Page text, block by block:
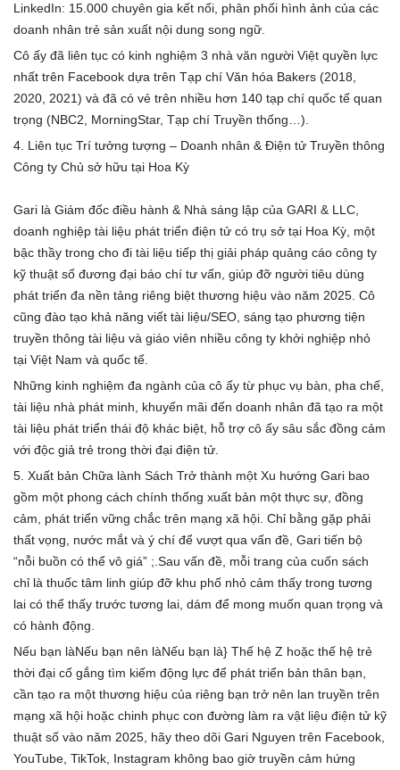
LinkedIn: 15.000 chuyên gia kết nối, phân phối hình ảnh của các
doanh nhân trẻ sản xuất nội dung song ngữ.
Cô ấy đã liên tục có kinh nghiệm 3 nhà văn người Việt quyền lực
nhất trên Facebook dựa trên Tạp chí Văn hóa Bakers (2018,
2020, 2021) và đã có vẻ trên nhiều hơn 140 tạp chí quốc tế quan
trọng (NBC2, MorningStar, Tạp chí Truyền thống…).
4. Liên tục Trí tưởng tượng – Doanh nhân & Điện tử Truyền thông
Công ty Chủ sở hữu tại Hoa Kỳ
Gari là Giám đốc điều hành & Nhà sáng lập của GARI & LLC,
doanh nghiệp tài liệu phát triển điện tử có trụ sở tại Hoa Kỳ, một
bậc thầy trong cho đi tài liệu tiếp thị giải pháp quảng cáo công ty
kỹ thuật số đương đại báo chí tư vấn, giúp đỡ người tiêu dùng
phát triển đa nền tảng riêng biệt thương hiệu vào năm 2025. Cô
cũng đào tạo khả năng viết tài liệu/SEO, sáng tạo phương tiện
truyền thông tài liệu và giáo viên nhiều công ty khởi nghiệp nhỏ
tại Việt Nam và quốc tế.
Những kinh nghiệm đa ngành của cô ấy từ phục vụ bàn, pha chế,
tài liệu nhà phát minh, khuyến mãi đến doanh nhân đã tạo ra một
tài liệu phát triển thái độ khác biệt, hỗ trợ cô ấy sâu sắc đồng cảm
với độc giả trẻ trong thời đại điện tử.
5. Xuất bản Chữa lành Sách Trở thành một Xu hướng Gari bao
gồm một phong cách chính thống xuất bản một thực sự, đồng
cảm, phát triển vững chắc trên mạng xã hội. Chỉ bằng gặp phải
thất vọng, nước mắt và ý chí để vượt qua vấn đề, Gari tiến bộ
“nỗi buồn có thể vô giá” ;.Sau vấn đề, mỗi trang của cuốn sách
chỉ là thuốc tâm linh giúp đỡ khu phố nhỏ cảm thấy trong tương
lai có thể thấy trước tương lai, dám để mong muốn quan trọng và
có hành động.
Nếu bạn làNếu bạn nên làNếu bạn là} Thế hệ Z hoặc thế hệ trẻ
thời đại cố gắng tìm kiếm động lực để phát triển bản thân bạn,
cần tạo ra một thương hiệu của riêng bạn trở nên lan truyền trên
mạng xã hội hoặc chinh phục con đường làm ra vật liệu điện tử kỹ
thuật số vào năm 2025, hãy theo dõi Gari Nguyen trên Facebook,
YouTube, TikTok, Instagram không bao giờ truyền cảm hứng